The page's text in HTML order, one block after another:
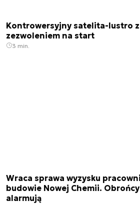
Kontrowersyjny satelita-lustro z
zezwoleniem na start
3 min.
Wraca sprawa wyzysku
budowie Nowej Chemii.
alarmują